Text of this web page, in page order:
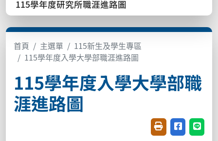
115學年度研究所職涯進路圖
首頁 主選單
115新生及學生專區
115學年度入學大學部職涯進路圖
115學年度入學大學部職
涯進路圖
友善列印(開新視
分享至臉書
分享